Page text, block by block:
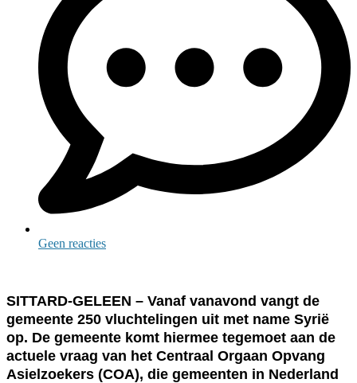
Geen reacties
SITTARD-GELEEN – Vanaf vanavond vangt de
gemeente 250 vluchtelingen uit met name Syrië
op. De gemeente komt hiermee tegemoet aan de
actuele vraag van het Centraal Orgaan Opvang
Asielzoekers (COA), die gemeenten in Nederland